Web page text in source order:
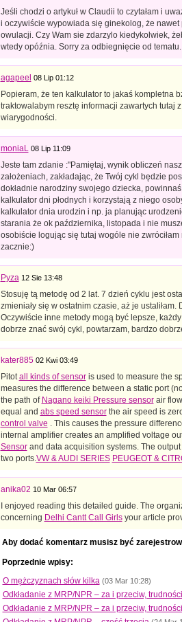
Jeśli chodzi o artykuł w Claudii to czytałam i
i oczywiście wypowiada się ginekolog, że
owulacji. Czy Wam sie zdarzylo kiedykolwiek,
wtedy opóźnia. Sorry za odbiegnięcie od tematu.
agapeel 08 Lip 01:12
Popieram, że ten kalkulator to jakaś kompletna
traktowalabym resztę informacji zawartych tutaj
wiarygodności.
moniaL 08 Lip 11:09
Jeste tam zdanie :"Pamiętaj, wynik obliczeń
założeniach, zakładając, że Twój cykl będzie
dokładnie narodziny swojego dziecka,
kalkulator dni płodnych i korzystają z niego
kalkulator dnia urodzin i np. ja planując
starania że ok października, listopada i nie
osobiście logując się tutaj wogóle nie
zacznie:)
Pyza 12 Sie 13:48
Stosuję tą metodę od 2 lat. 7 dzień cyklu jest
zmieniały się w ostatnim czasie, aż je
Oczywiście inne metody mogą być lepsze,
dobrze znać swój cykl, powtarzam, bardzo
kater885 02 Kwi 03:49
Pitotall kinds of sensoris used to measure the
measures the difference between a static port
the path of Nagano keiki Pressure sensorair
equal and abs speed sensorthe air speed is
control valve . This causes the pressure
internal amplifier creates an amplified voltage
Sensorand data acquisition systems. The
two ports.VW & AUDI SERIES PEUGEOT &
anika02 10 Mar 06:57
I enjoyed reading this detailed guide. The
concerning Delhi Cantt Call Girlsyour article
Aby dodać komentarz musisz być
Poprzednie wpisy:
O mężczyznach słów kilka (03 Mar 10:28)
Odkładanie z MRP/NPR – za i przeciw,
Odkładanie z MRP/NPR – za i przeciw,